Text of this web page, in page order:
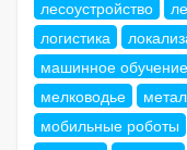
лесоустройство
логистика
машинное обучение
мелководье
мобильные роботы